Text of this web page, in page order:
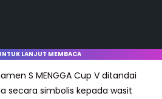
LANJUT MEMBACA
S MENGGA Cup V ditandai
secara simbolis kepada wasit